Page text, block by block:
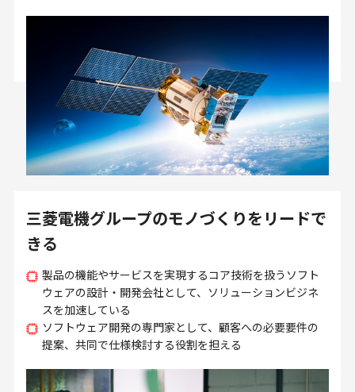
三菱電機グループのモノづくりをリードで
きる
製品の機能やサービスを実現するコア技術を扱うソフト
ウェアの設計・開発会社として、ソリューションビジネ
スを加速している
ソフトウェア開発の専門家として、顧客への必要要件の
提案、共同で仕様検討する役割を担える